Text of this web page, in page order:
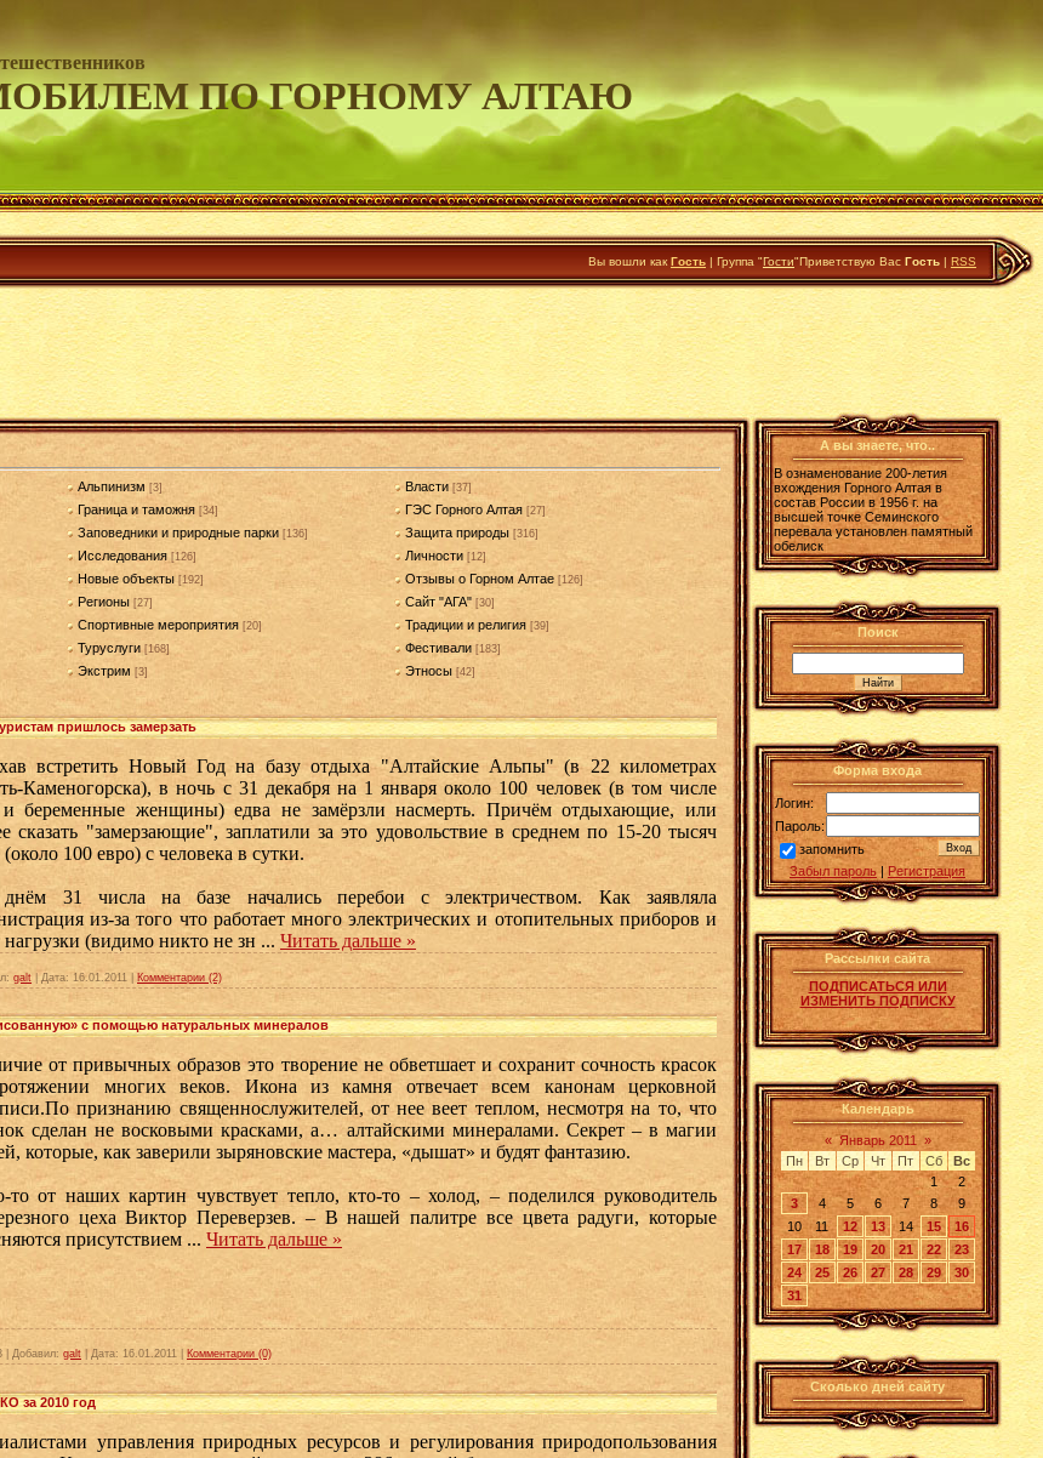
ПО ГОРНОМУ АЛТАЮ
Вы вошли как Гость | Группа "Гости"Приветствую Вас Гость | RSS
Альпинизм [3] Власти [37]
Граница и таможня [34] ГЭС Горного Алтая [27]
Заповедники и природные парки [136] Защита природы [316]
Исследования [126] Личности [12]
Новые объекты [192] Отзывы о Горном Алтае [126]
Регионы [27] Сайт "АГА" [30]
Спортивные мероприятия [20] Традиции и религия [39]
Туруслуги [168] Фестивали [183]
Экстрим [3] Этносы [42]
пришлось замерзать
встретить Новый Год на базу отдыха "Алтайские Альпы" (в 22 километрах
Каменогорска), в ночь с 31 декабря на 1 января около 100 человек (в том числе
и беременные женщины) едва не замёрзли насмерть. Причём отдыхающие, или
сказать "замерзающие", заплатили за это удовольствие в среднем по 15-20 тысяч
(около 100 евро) с человека в сутки.
31 числа на базе начались перебои с электричеством. Как заявляла
из-за того что работает много электрических и отопительных приборов и
(видимо никто не зн ... Читать дальше »
galt |Дата: 16.01.2011 Комментарии (2)
с помощью натуральных минералов
от привычных образов это творение не обветшает и сохранит сочность красок
многих веков. Икона из камня отвечает всем канонам церковной
признанию священнослужителей, от нее веет теплом, несмотря на то, что
сделан не восковыми красками, а… алтайскими минералами. Секрет – в магии
которые, как заверили зыряновские мастера, «дышат» и будят фантазию.
то от наших картин чувствует тепло, кто-то – холод, – поделился руководитель
цеха Виктор Переверзев. – В нашей палитре все цвета радуги, которые
присутствием ... Читать дальше »
Добавил: galt Дата: 16.01.2011 Комментарии (0)
за 2010 год
управления природных ресурсов и регулирования природопользования
А вы знаете, что..
В ознаменование 200-летия
вхождения Горного Алтая в
состав России в 1956 г. на
высшей точке Семинского
перевала установлен памятный
обелиск
Поиск
Форма входа
Логин:
Пароль:
запомнить
Забыл пароль | Регистрация
Рассылки сайта
ПОДПИСАТЬСЯ ИЛИ
ИЗМЕНИТЬ ПОДПИСКУ
Календарь
« Январь 2011
»
Пн
Вт Ср Чт Пт Сб
Вс
1
2
3
4 5 6 7 8
9
10
11 12 13 14 15
16
17
18 19 20 21 22
23
24
25 26 27 28 29
30
31
Сколько дней сайту